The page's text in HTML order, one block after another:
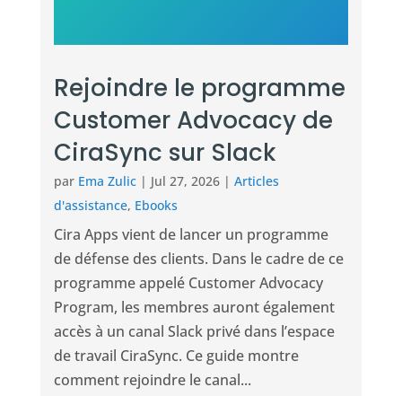
Rejoindre le programme
Customer Advocacy de
CiraSync sur Slack
par Ema Zulic| Jul 27, 2026| Articles
d'assistance, Ebooks
Cira Apps vient de lancer un programme
de défense des clients. Dans le cadre de ce
programme appelé Customer Advocacy
Program, les membres auront également
accès à un canal Slack privé dans l’espace
de travail CiraSync. Ce guide montre
comment rejoindre le canal...